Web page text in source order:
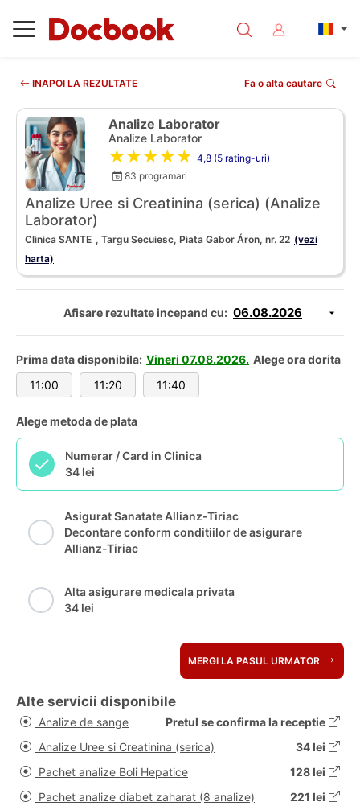
INAPOI LA REZULTATE Fa o alta cautare
Analize Laborator
Analize Laborator
★★★★★ 4,8 (5 rating-uri)
83 programari
Analize Uree si Creatinina (serica) (Analize
Laborator)
Clinica SANTE , Targu Secuiesc, Piata Gabor Áron, nr. 22 (vezi
harta)
Afisare rezultate incepand cu:
Prima data disponibila: Vineri 07.08.2026. Alege ora dorita
11:00
11:20 11:40
Alege metoda de plata
Numerar / Card in Clinica
34 lei
Asigurat Sanatate Allianz-Tiriac
Decontare conform conditiilor de asigurare
Allianz-Tiriac
Alta asigurare medicala privata
34 lei
MERGI LA PASUL URMATOR
Alte servicii disponibile
Analize de sange
Pretul se confirma la receptie
Analize Uree si Creatinina (serica)
34 lei
Pachet analize Boli Hepatice
128 lei
Pachet analize diabet zaharat (8 analize)
221 lei